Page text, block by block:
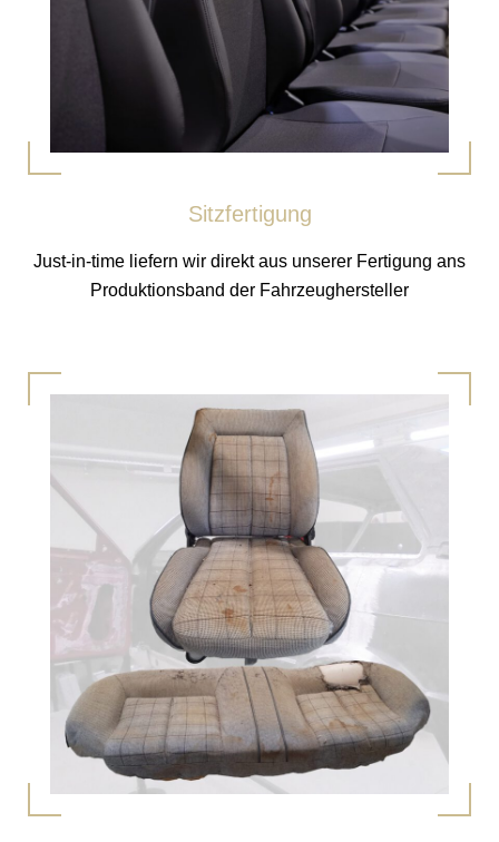
Sitzfertigung
Just-in-time liefern wir direkt aus unserer Fertigung ans
Produktionsband der Fahrzeughersteller